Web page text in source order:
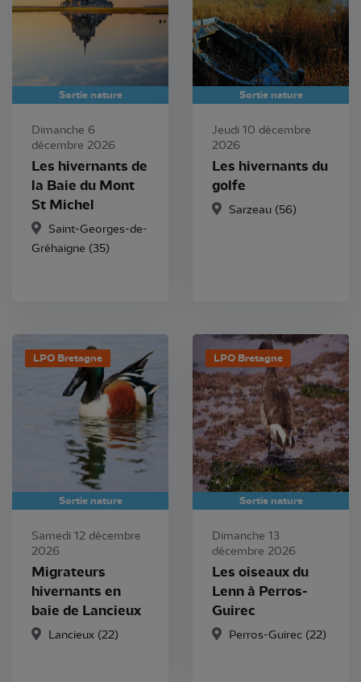
Sortie nature
Dimanche 6
décembre 2026
Les hivernants de
la Baie du Mont
St Michel
Saint-Georges-de-
Gréhaigne (35)
Sortie nature
Jeudi 10 décembre
2026
Les hivernants du
golfe
Sarzeau (56)
LPO Bretagne
Sortie nature
Samedi 12 décembre
2026
Migrateurs
hivernants en
baie de Lancieux
Lancieux (22)
LPO Bretagne
Sortie nature
Dimanche 13
décembre 2026
Les oiseaux du
Lenn à Perros-
Guirec
Perros-Guirec (22)